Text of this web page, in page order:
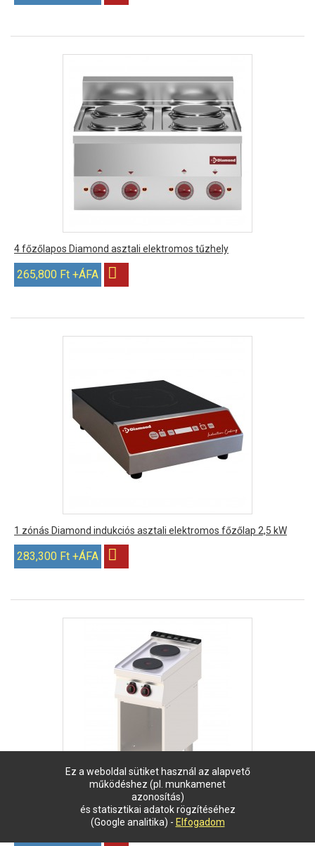
Ez a weboldal sütiket használ az alapvető
működéshez (pl. munkamenet
azonosítás)
és statisztikai adatok rögzítéséhez
(Google analitika) - Elfogadom
4 főzőlapos Diamond asztali elektromos tűzhely
265,800 Ft +ÁFA
1 zónás Diamond indukciós asztali elektromos főzőlap 2,5 kW
283,300 Ft +ÁFA
2 főzőlapos RedFox álló elektromos tűzhely nyitott semleges